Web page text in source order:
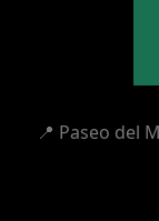
📍 Paseo del